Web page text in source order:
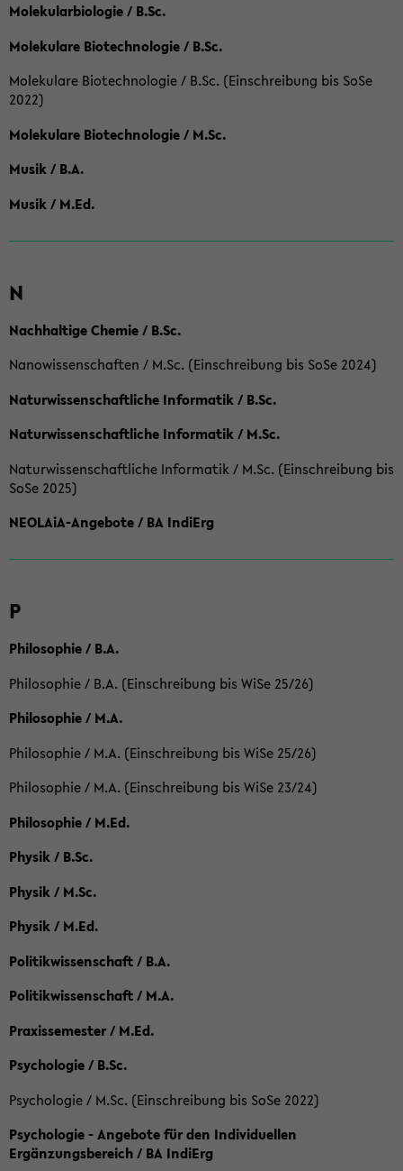
Molekularbiologie / B.Sc.
Molekulare Biotechnologie / B.Sc.
Molekulare Biotechnologie / B.Sc. (Einschreibung bis SoSe
2022)
Molekulare Biotechnologie / M.Sc.
Musik / B.A.
Musik / M.Ed.
N
Nachhaltige Chemie / B.Sc.
Nanowissenschaften / M.Sc. (Einschreibung bis SoSe 2024)
Naturwissenschaftliche Informatik / B.Sc.
Naturwissenschaftliche Informatik / M.Sc.
Naturwissenschaftliche Informatik / M.Sc. (Einschreibung bis
SoSe 2025)
NEOLAiA-Angebote / BA IndiErg
P
Philosophie / B.A.
Philosophie / B.A. (Einschreibung bis WiSe 25/26)
Philosophie / M.A.
Philosophie / M.A. (Einschreibung bis WiSe 25/26)
Philosophie / M.A. (Einschreibung bis WiSe 23/24)
Philosophie / M.Ed.
Physik / B.Sc.
Physik / M.Sc.
Physik / M.Ed.
Politikwissenschaft / B.A.
Politikwissenschaft / M.A.
Praxissemester / M.Ed.
Psychologie / B.Sc.
Psychologie / M.Sc. (Einschreibung bis SoSe 2022)
Psychologie - Angebote für den Individuellen
Ergänzungsbereich / BA IndiErg